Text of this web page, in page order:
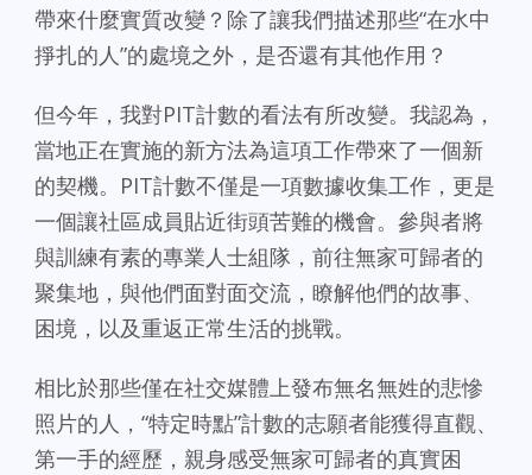
帶來什麼實質改變？除了讓我們描述那些“在水中
掙扎的人”的處境之外，是否還有其他作用？
但今年，我對PIT計數的看法有所改變。我認為，
當地正在實施的新方法為這項工作帶來了一個新
的契機。PIT計數不僅是一項數據收集工作，更是
一個讓社區成員貼近街頭苦難的機會。參與者將
與訓練有素的專業人士組隊，前往無家可歸者的
聚集地，與他們面對面交流，瞭解他們的故事、
困境，以及重返正常生活的挑戰。
相比於那些僅在社交媒體上發布無名無姓的悲慘
照片的人，“特定時點”計數的志願者能獲得直觀、
第一手的經歷，親身感受無家可歸者的真實困